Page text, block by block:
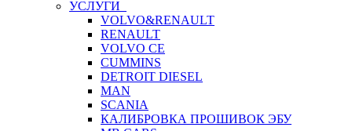
УСЛУГИ
VOLVO&RENAULT
RENAULT
VOLVO CE
CUMMINS
DETROIT DIESEL
MAN
SCANIA
КАЛИБРОВКА ПРОШИВОК ЭБУ